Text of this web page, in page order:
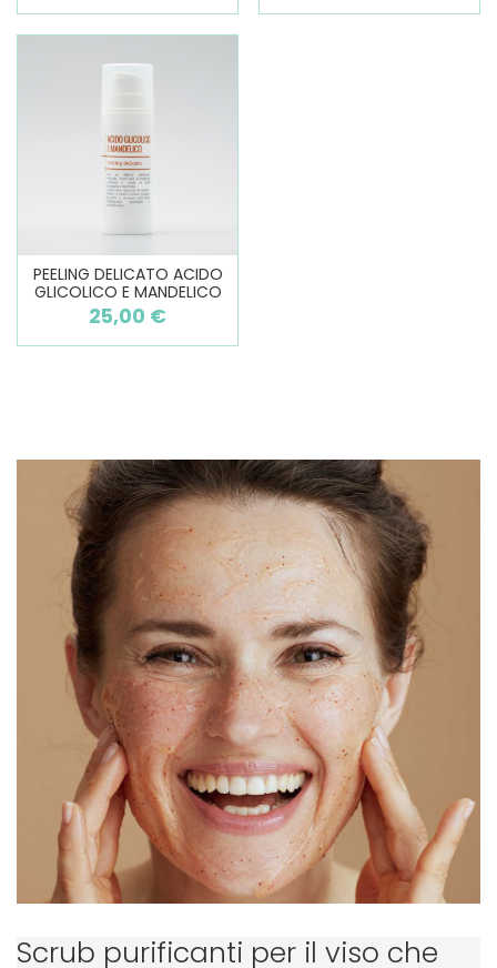
PEELING DELICATO ACIDO
GLICOLICO E MANDELICO
25,00 €
Scrub purificanti per il viso che